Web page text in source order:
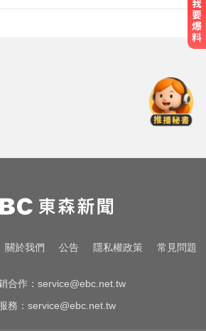
痛證實
帕加尼螺絲超貴 可買保時
股票下市！12/1正式更名
關於我們 公告 隱私權政策 常見問題
合作： service@ebc.net.tw
務： service@ebc.net.tw